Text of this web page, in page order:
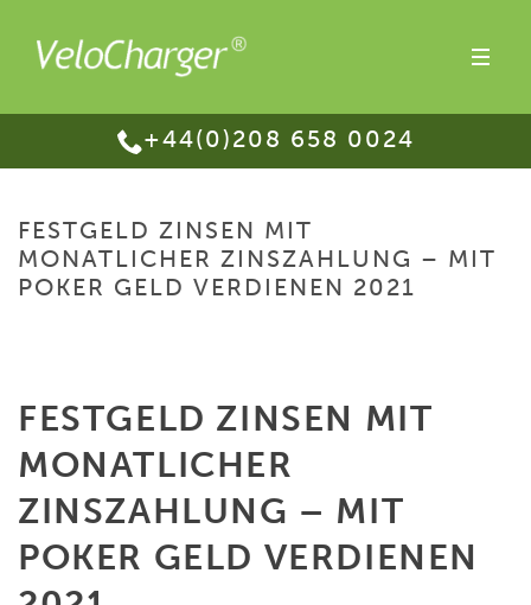
+44(0)208 658 0024
FESTGELD ZINSEN MIT
MONATLICHER ZINSZAHLUNG – MIT
POKER GELD VERDIENEN 2021
FESTGELD ZINSEN MIT
MONATLICHER
ZINSZAHLUNG – MIT
POKER GELD VERDIENEN